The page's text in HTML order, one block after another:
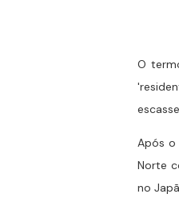
O
Após o
Norte
no